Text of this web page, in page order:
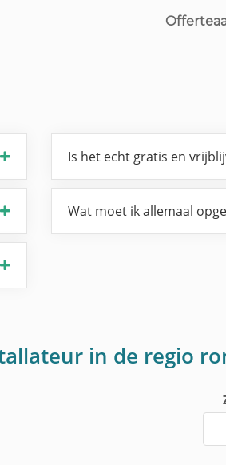
Is het echt gratis en
Wat moet ik allemaal
in de regio